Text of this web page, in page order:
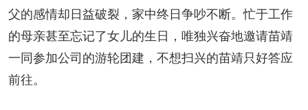
父的感情却日益破裂，家中终日争吵不断。忙于工作
的母亲甚至忘记了女儿的生日，唯独兴奋地邀请苗靖
一同参加公司的游轮团建，不想扫兴的苗靖只好答应
前往。